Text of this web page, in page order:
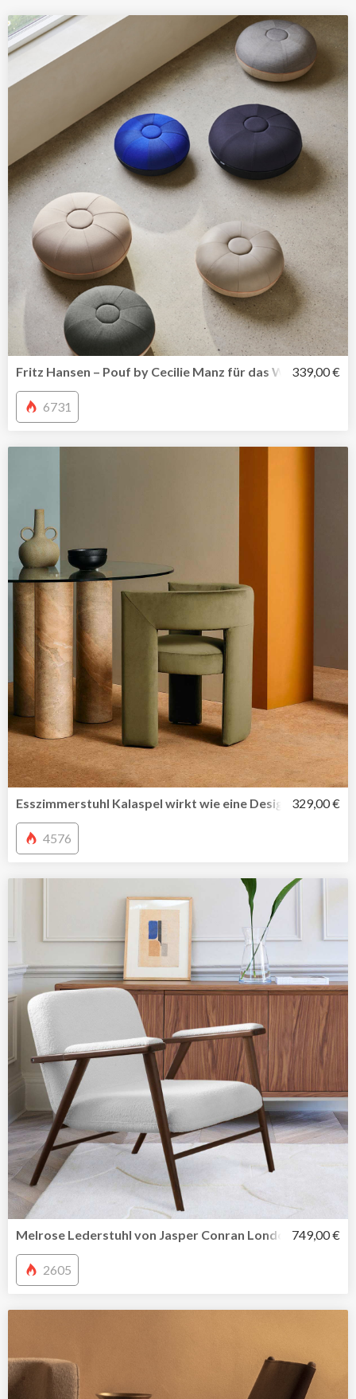
Fritz Hansen – Pouf by Cecilie Manz für das 339,00 €
6731
Esszimmerstuhl Kalaspel wirkt wie eine Design-Ikone
329,00 €
4576
Melrose Lederstuhl von Jasper Conran London 749,00 €
2605